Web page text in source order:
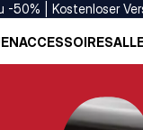
-50% | Kostenloser
ACCESSOIRES